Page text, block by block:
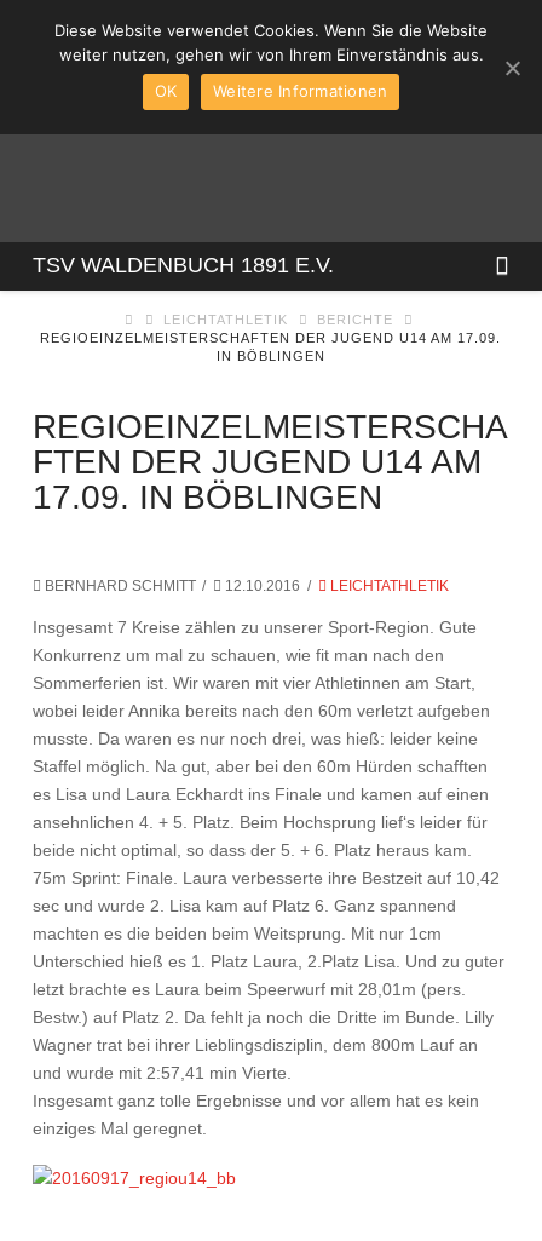
TSV
WALDENBUCH
1891
E.V.
TSV WALDENBUCH 1891 E.V.
LEICHTATHLETIK
BERICHTE
REGIOEINZELMEISTERSCHAFTEN DER JUGEND U14 AM 17.09.
IN BÖBLINGEN
REGIOEINZELMEISTERSCHA
FTEN DER JUGEND U14 AM
17.09. IN BÖBLINGEN
BERNHARD SCHMITT 12.10.2016 LEICHTATHLETIK
Insgesamt 7 Kreise zählen zu unserer Sport-Region. Gute
Konkurrenz um mal zu schauen, wie fit man nach den
Sommerferien ist. Wir waren mit vier Athletinnen am Start,
wobei leider Annika bereits nach den 60m verletzt aufgeben
musste. Da waren es nur noch drei, was hieß: leider keine
Staffel möglich. Na gut, aber bei den 60m Hürden schafften
es Lisa und Laura Eckhardt ins Finale und kamen auf einen
ansehnlichen 4. + 5. Platz. Beim Hochsprung lief‘s leider für
beide nicht optimal, so dass der 5. + 6. Platz heraus kam.
75m Sprint: Finale. Laura verbesserte ihre Bestzeit auf 10,42
sec und wurde 2. Lisa kam auf Platz 6. Ganz spannend
machten es die beiden beim Weitsprung. Mit nur 1cm
Unterschied hieß es 1. Platz Laura, 2.Platz Lisa. Und zu guter
letzt brachte es Laura beim Speerwurf mit 28,01m (pers.
Bestw.) auf Platz 2. Da fehlt ja noch die Dritte im Bunde. Lilly
Wagner trat bei ihrer Lieblingsdisziplin, dem 800m Lauf an
und wurde mit 2:57,41 min Vierte.
Insgesamt ganz tolle Ergebnisse und vor allem hat es kein
einziges Mal geregnet.
Diese Website verwendet Cookies. Wenn Sie die Website
weiter nutzen, gehen wir von Ihrem Einverständnis aus.
OK
Weitere Informationen